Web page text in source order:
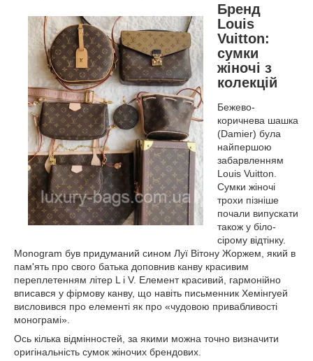
Бренд
Louis
Vuitton:
сумки
жіночі з
колекцій
Бежево-
коричнева шашка
(Damier) була
найпершою
забарвленням
Louis Vuitton.
Сумки жіночі
трохи пізніше
почали випускати
також у біло-
сірому відтінку.
Monogram був придуманий сином Луї Вітону Жоржем, який в
пам'ять про свого батька доповнив канву красивим
переплетенням літер L і V. Елемент красивий, гармонійно
вписався у фірмову канву, що навіть письменник Хемінгуей
висловився про елементі як про «чудовою привабливості
монограмі».
Ось кілька відмінностей, за якими можна точно визначити
оригінальність сумок жіночих брендових.